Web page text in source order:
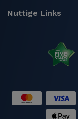
Nuttige Links